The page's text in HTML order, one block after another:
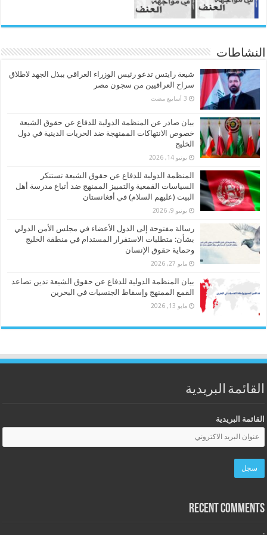
النشاطات
شيعة رايتس تدعو رئيس الوزراء العراقي ببذل الجهد لاطلاق
سراح العراقيين من سجون مصر
بيان صادر عن المنظمة الدولية للدفاع عن حقوق الشيعة
خصوص الانتهاكات الممنهجة ضد الحريات الدينية في دول
الخليج
يونيو 14, 2026
المنظمة الدولية للدفاع عن حقوق الشيعة تستنكر
السياسات القمعية والتمييز الممنهج ضد أتباع مدرسة أهل
البيت (عليهم السلام) في أفغانستان
يونيو 9, 2026
رسالة مفتوحة إلى الدول الأعضاء في مجلس الأمن الدولي
بشأن: متطلبات الاستقرار المستدام في منطقة الخليج
وحماية حقوق الإنسان
مايو 27, 2026
بيان المنظمة الدولية للدفاع عن حقوق الشيعة تدين تصاعد
القمع الممنهج وإسقاط الجنسيات في البحرين
مايو 13, 2026
القائمة البريدية
القائمة البريدية
Recent Comments